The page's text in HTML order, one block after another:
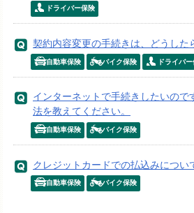
ドライバー保険
契約内容変更の手続きは、どうした
自動車保険 バイク保険 ドライバ
インターネットで手続きしたいので
法を教えてください。
自動車保険 バイク保険
クレジットカードでの払込みについ
自動車保険 バイク保険